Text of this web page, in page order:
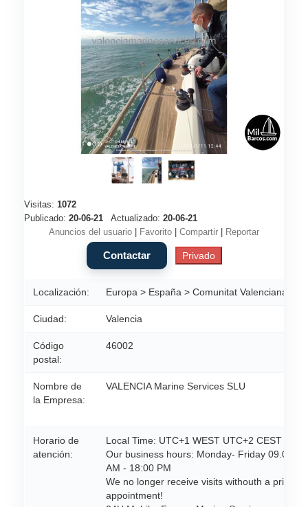
Visitas: 1072
Publicado: 20-06-21 Actualizado: 20-06-21
Anuncios del usuario
Favorito Compartir Reportar
Localización: Europa > España > Comunitat Valenciana
Ciudad: Valencia
Código
postal:
46002
Nombre de
la Empresa:
VALENCIA Marine Services SLU
Horario de
atención:
Local Time: UTC+1 WEST UTC+2 CEST
Our business hours: Monday- Friday 09.00
AM - 18:00 PM
We no longer receive visits withouth a prior
appointment!